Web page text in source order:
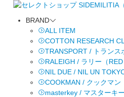
BRAND
ALL ITEM
COTTON RESEARCH
TRANSPORT / トランス
RALEIGH / ラリー（
NIL DUE / NIL UN
COOKMAN / クックマン
masterkey / マスターキー